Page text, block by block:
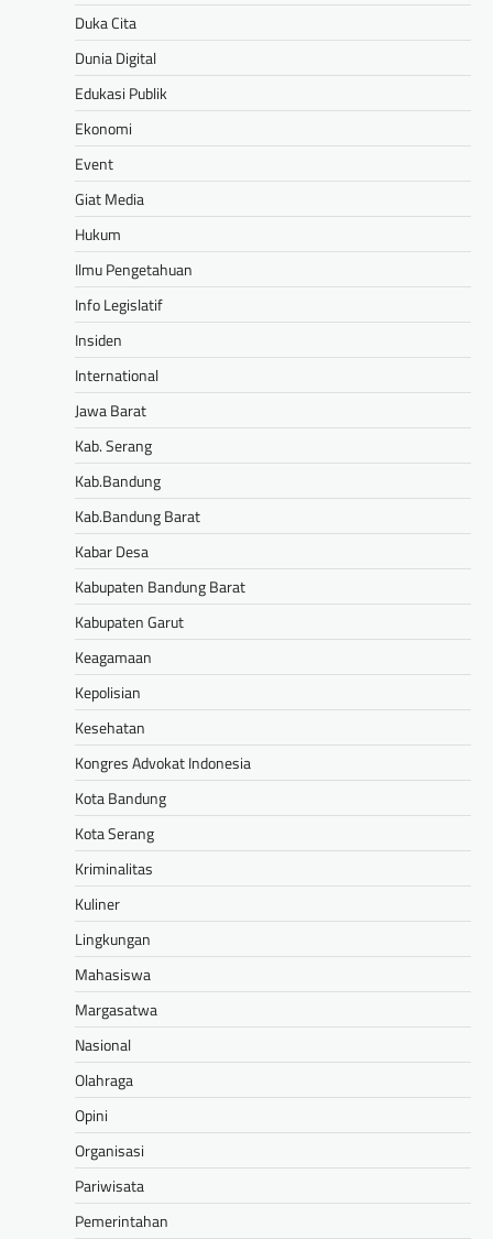
Duka Cita
Dunia Digital
Edukasi Publik
Ekonomi
Event
Giat Media
Hukum
Ilmu Pengetahuan
Info Legislatif
Insiden
International
Jawa Barat
Kab. Serang
Kab.Bandung
Kab.Bandung Barat
Kabar Desa
Kabupaten Bandung Barat
Kabupaten Garut
Keagamaan
Kepolisian
Kesehatan
Kongres Advokat Indonesia
Kota Bandung
Kota Serang
Kriminalitas
Kuliner
Lingkungan
Mahasiswa
Margasatwa
Nasional
Olahraga
Opini
Organisasi
Pariwisata
Pemerintahan